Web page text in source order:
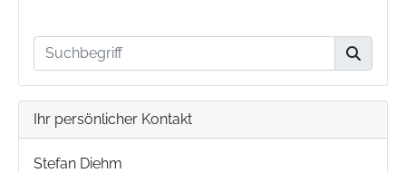
Ihr persönlicher Kontakt
Stefan Diehm